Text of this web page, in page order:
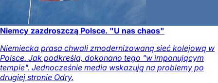
Niemcy zazdroszczą Polsce. "U nas chaos"
Niemiecka prasa chwali zmodernizowaną sieć kolejową w
Polsce. Jak podkreśla, dokonano tego "w imponującym
tempie". Jednocześnie media wskazują na problemy po
drugiej stronie Odry.